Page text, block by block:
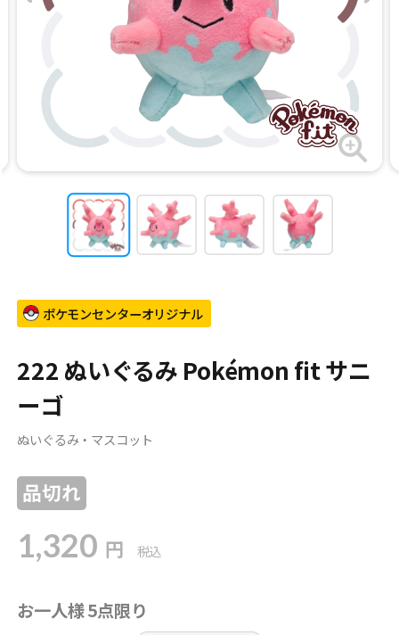
ポケモンセンターオリジナル
222 ぬいぐるみ Pokémon fit サニ
ーゴ
ぬいぐるみ・マスコット
品切れ
1,320 円 税込
お一人様 5点限り